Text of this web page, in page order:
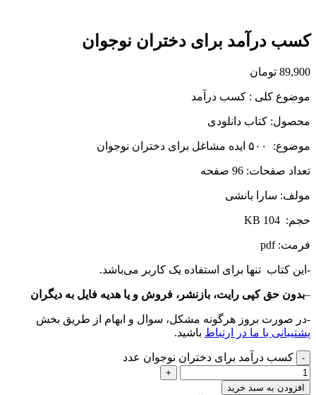
کسب درآمد برای دختران نوجوان
89,900 تومان
موضوع کلی : کسب درآمد
محصول: کتاب دانلودی
موضوع: ۵۰۰ ایده مشاغل برای دختران نوجوان
تعداد صفحات: 96 صفحه
مولف: سارا بانشی
حجم: KB 104
فرمت: pdf
-این کتاب تنها برای استفاده یک کاربر می‌باشد.
–بدون حق کپی رایت، بازنشر، فروش و یا هدیه فایل به دیگران
-در صورت بروز هرگونه مشکل، سوال و ابهام از طریق بخش
پشتیبانی با ما در ارتباط باشید.
کسب درآمد برای دختران نوجوان عدد
افزودن به سبد خرید